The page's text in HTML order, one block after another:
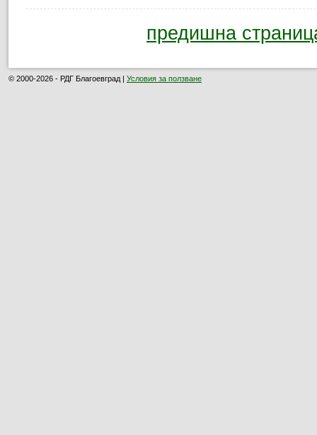
предишна
© 2000-2026 - РДГ Благоевград | Условия за ползване